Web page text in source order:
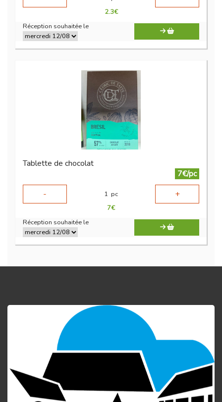
2.3€
Réception souhaitée le
Tablette de chocolat
7€/pc
-
1 pc +
7€
Réception souhaitée le